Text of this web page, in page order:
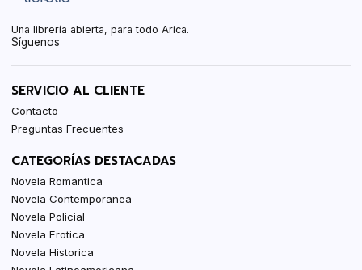
Una librería abierta, para todo Arica.
Síguenos
SERVICIO AL CLIENTE
Contacto
Preguntas Frecuentes
CATEGORÍAS DESTACADAS
Novela Romantica
Novela Contemporanea
Novela Policial
Novela Erotica
Novela Historica